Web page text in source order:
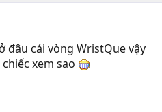
đâu cái vòng WristQue vậy
xem sao